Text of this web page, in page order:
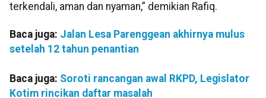
terkendali, aman dan nyaman,” demikian Rafiq.
Baca juga: Jalan Lesa Parenggean akhirnya mulus
setelah 12 tahun penantian
Baca juga: Soroti rancangan awal RKPD, Legislator
Kotim rincikan daftar masalah